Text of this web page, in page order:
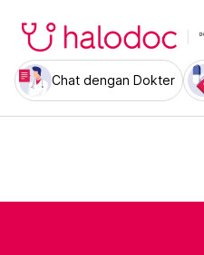
Chat dengan Dokter